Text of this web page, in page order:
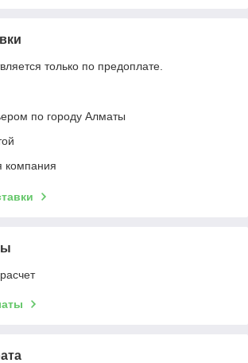
только по предоплате.
по городу Алматы
компания